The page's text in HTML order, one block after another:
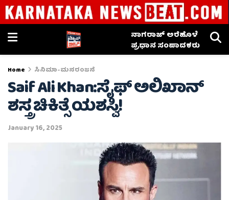
ನಾಗರಾಜ್ ಅರೆಹೊಳೆ
ಪ್ರಧಾನ ಸಂಪಾದಕರು
Home ಸಿನಿಮಾ-ಮನರಂಜನೆ
Saif Ali Khan:ಸೈಫ್ ಅಲಿಖಾನ್
ಶಸ್ತ್ರ ಚಿಕಿತ್ಸೆ ಯಶಸ್ವಿ!
January 16, 2025